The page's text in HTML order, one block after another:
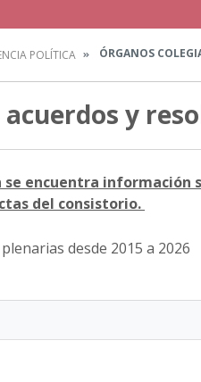
POLÍTICA ÓRGANOS
y
se encuentra información
del consistorio.
desde 2015 a 2026